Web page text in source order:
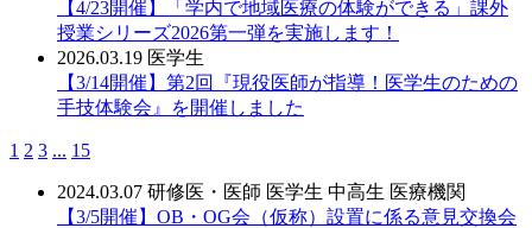
【4/23開催】「学内で地域医療の体験ができる」課外
授業シリーズ2026第一弾を実施します！
2026.03.19 医学生
【3/14開催】第2回『現役医師が指導！医学生のための
手技体験会』を開催しました
1 2 3 ... 15
2024.03.07 研修医・医師 医学生 中高生 医療機関
【3/5開催】OB・OG会（仮称）設置に係る意見交換会